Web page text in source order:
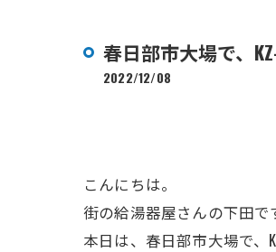
春日部市大場で、
2022/12/08
こんにちは。
街の給湯器屋さんの下田で
本日は、春日部市大場で、